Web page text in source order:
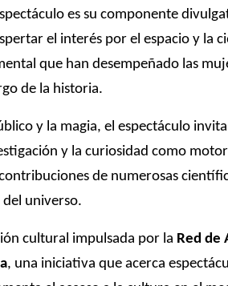
es su componente
el interés por el espacio y la
que han desempeñado las
de la historia.
y la magia, el espectáculo invita
y la curiosidad como
de numerosas
universo.
cultural impulsada por la Red de
, una iniciativa que acerca